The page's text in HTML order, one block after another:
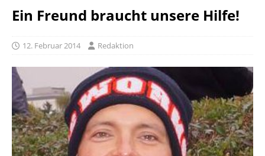
Ein Freund braucht unsere Hilfe!
12. Februar 2014 Redaktion